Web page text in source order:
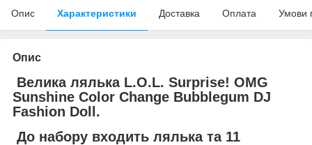
Опис Характеристики Доставка Оплата Умови
Опис
Велика лялька L.O.L. Surprise! OMG
Sunshine Color Change Bubblegum DJ
Fashion Doll.
До набору входить лялька та 11